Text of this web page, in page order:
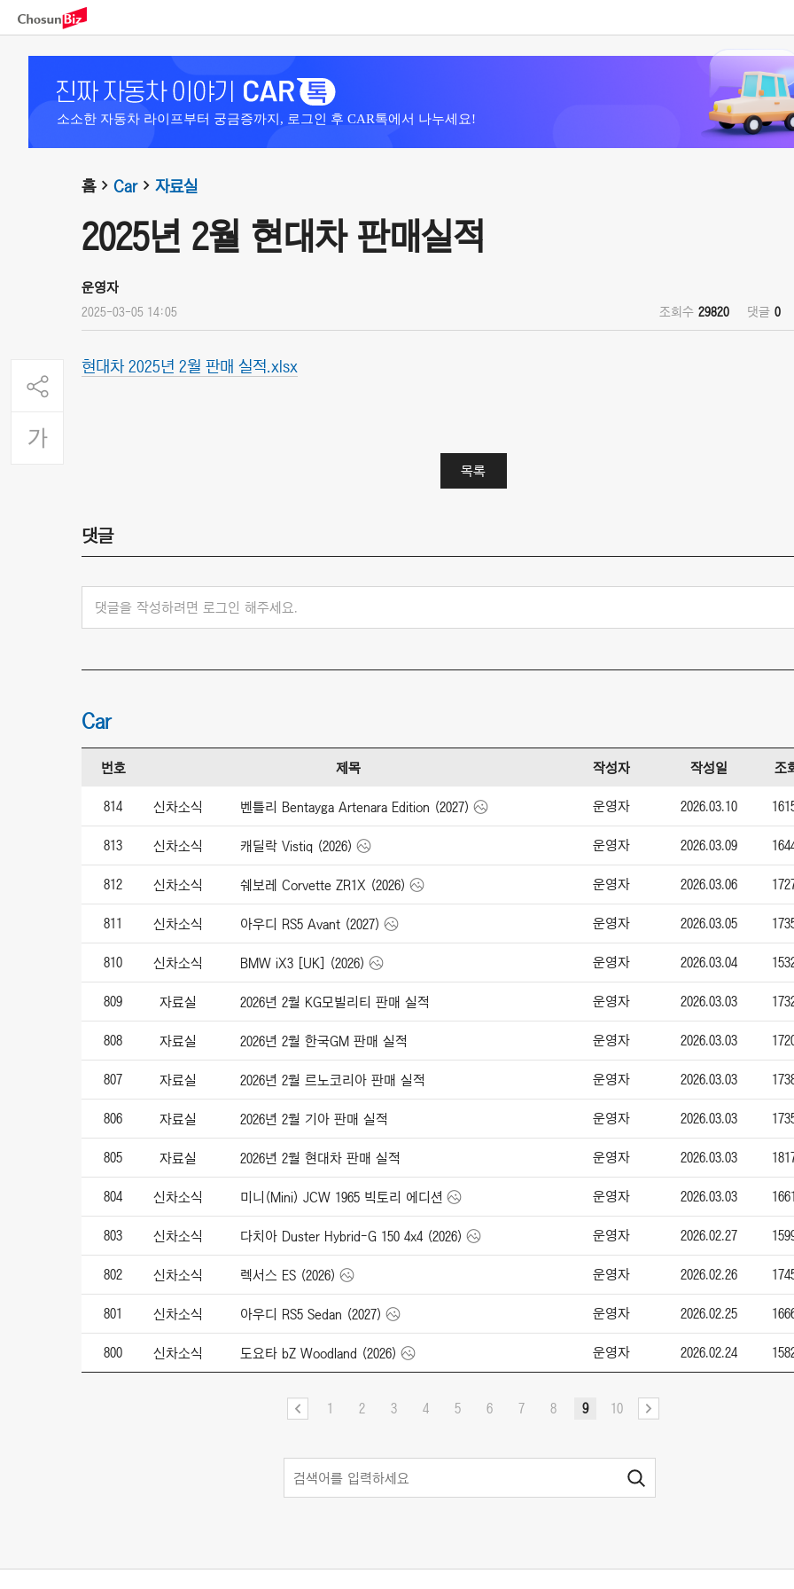
소소한 자동차 라이프부터 궁금증까지, 로그인 후 CAR톡에서 나누세요!
홈 Car 자료실
2025년 2월 현대차 판매실적
운영자
2025-03-05 14:05 조회수 29820 댓글 0
현대차 2025년 2월 판매 실적.xlsx
목록
댓글
댓글을 작성하려면 로그인 해주세요.
Car
번호 제목 작성자 작성일 조
814 신차소식 벤틀리 Bentayga Artenara Edition (2027) 운영자 2026.03.10
813 신차소식 캐딜락 Vistiq (2026) 운영자 2026.03.09
812 신차소식 쉐보레 Corvette ZR1X (2026) 운영자 2026.03.06
811 신차소식 아우디 RS5 Avant (2027) 운영자 2026.03.05
810 신차소식 BMW iX3 [UK] (2026) 운영자 2026.03.04
809 자료실 2026년 2월 KG모빌리티 판매 실적 운영자 2026.03.03
808 자료실 2026년 2월 한국GM 판매 실적 운영자 2026.03.03
807 자료실 2026년 2월 르노코리아 판매 실적 운영자 2026.03.03
806 자료실 2026년 2월 기아 판매 실적 운영자 2026.03.03
805 자료실 2026년 2월 현대차 판매 실적 운영자 2026.03.03
804 신차소식 미니(Mini) JCW 1965 빅토리 에디션 운영자 2026.03.03
803 신차소식 다치아 Duster Hybrid-G 150 4x4 (2026) 운영자 2026.02.27
802 신차소식 렉서스 ES (2026) 운영자 2026.02.26
801 신차소식 아우디 RS5 Sedan (2027) 운영자 2026.02.25
800 신차소식 도요타 bZ Woodland (2026) 운영자 2026.02.24
1 2 3 4 5 6 7 8 9 10